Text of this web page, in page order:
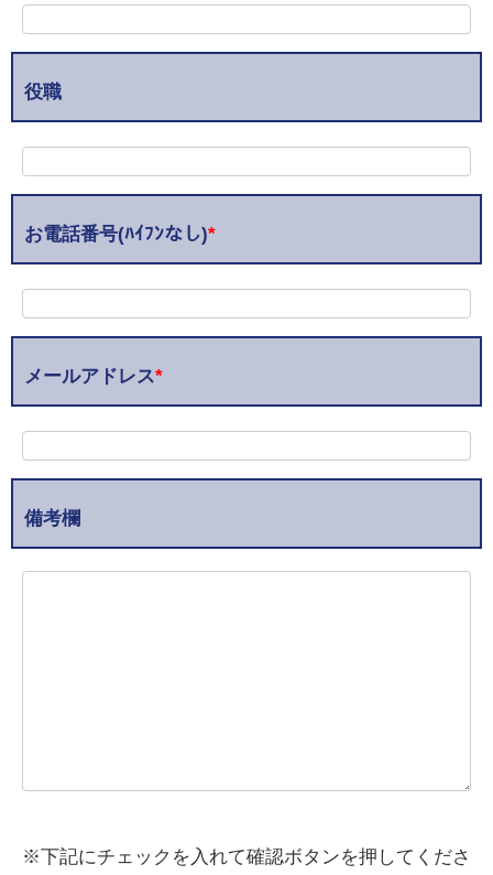
役職
お電話番号(ﾊｲﾌﾝなし)*
メールアドレス*
備考欄
※下記にチェックを入れて確認ボタンを押してくださ